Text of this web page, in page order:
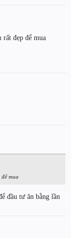
đẹp để mua
mua
đầu tư ăn bằng lần